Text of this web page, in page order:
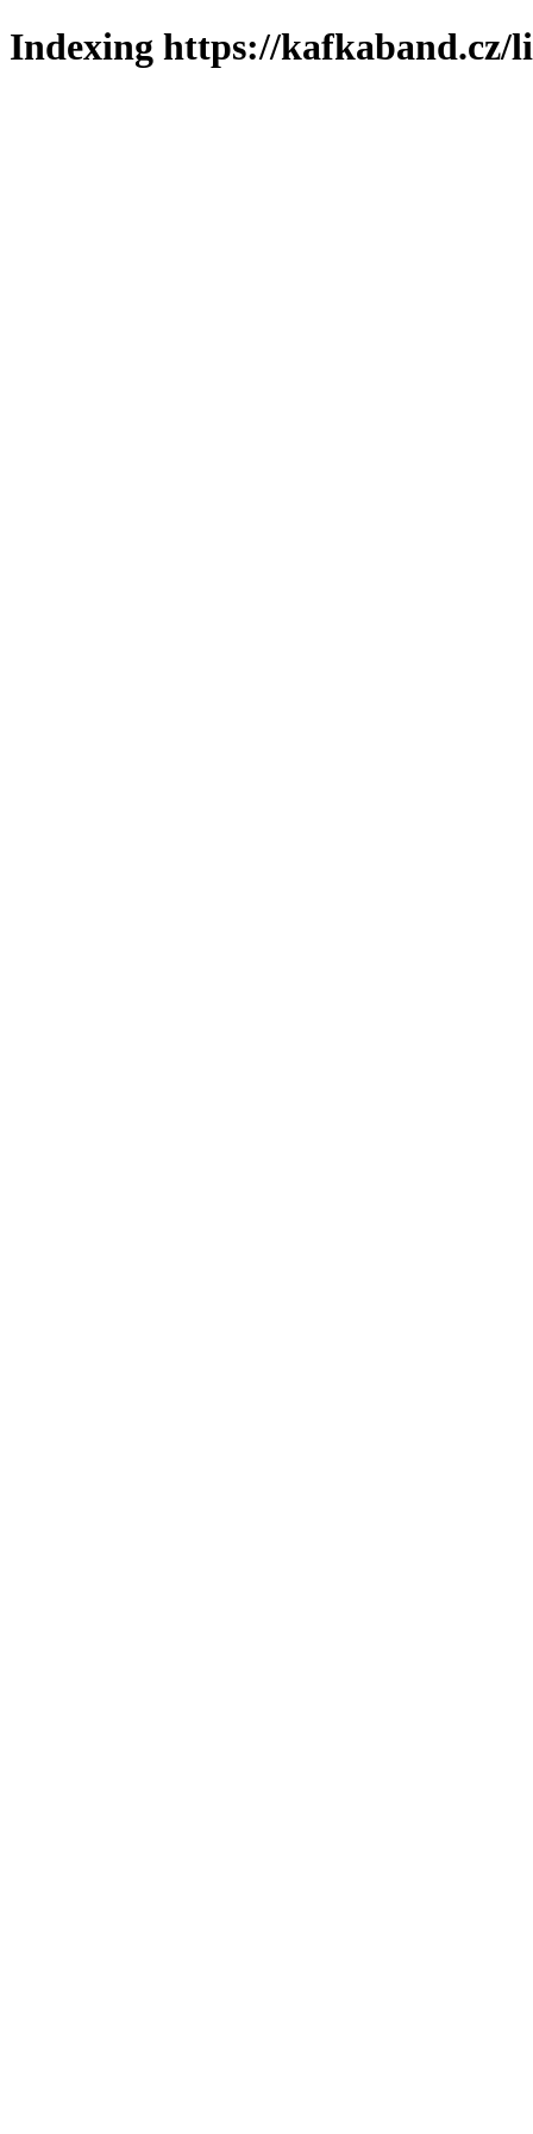
Indexing https://kafkaband.cz/